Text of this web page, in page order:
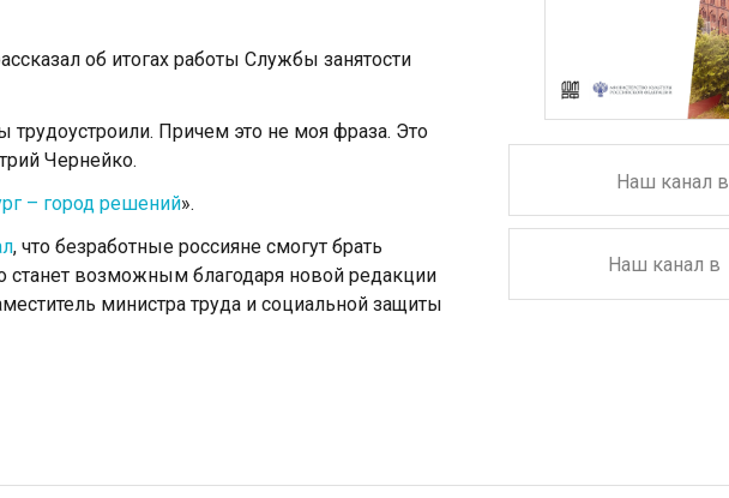
об итогах работы Службы занятости
трудоустроили. Причем это не моя фраза. Это
Чернейко.
– город решений».
, что безработные россияне смогут брать
станет возможным благодаря новой редакции
министра труда и социальной защиты
Наш канал в
Наш канал в